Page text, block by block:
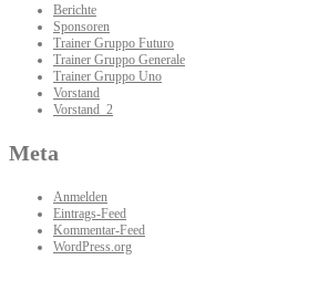
Berichte
Sponsoren
Trainer Gruppo Futuro
Trainer Gruppo Generale
Trainer Gruppo Uno
Vorstand
Vorstand_2
Meta
Anmelden
Eintrags-Feed
Kommentar-Feed
WordPress.org